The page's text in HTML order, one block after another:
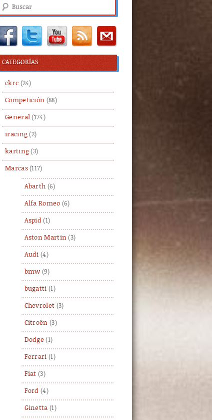
Buscar
CATEGORÍAS
ckrc (24)
Competición (88)
General (174)
iracing (2)
karting (3)
Marcas(117)
Abarth (6)
Alfa Romeo (6)
Aspid (1)
Aston Martin (3)
Audi (4)
bmw (9)
bugatti (1)
Chevrolet (3)
Citroën (3)
Dodge (1)
Ferrari (1)
Fiat (3)
Ford (4)
Ginetta (1)